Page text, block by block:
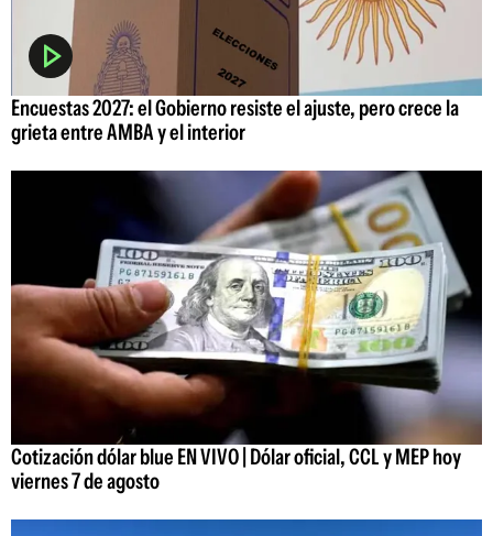
Encuestas 2027: el Gobierno resiste el ajuste, pero crece la
grieta entre AMBA y el interior
Cotización dólar blue EN VIVO | Dólar oficial, CCL y MEP hoy
viernes 7 de agosto